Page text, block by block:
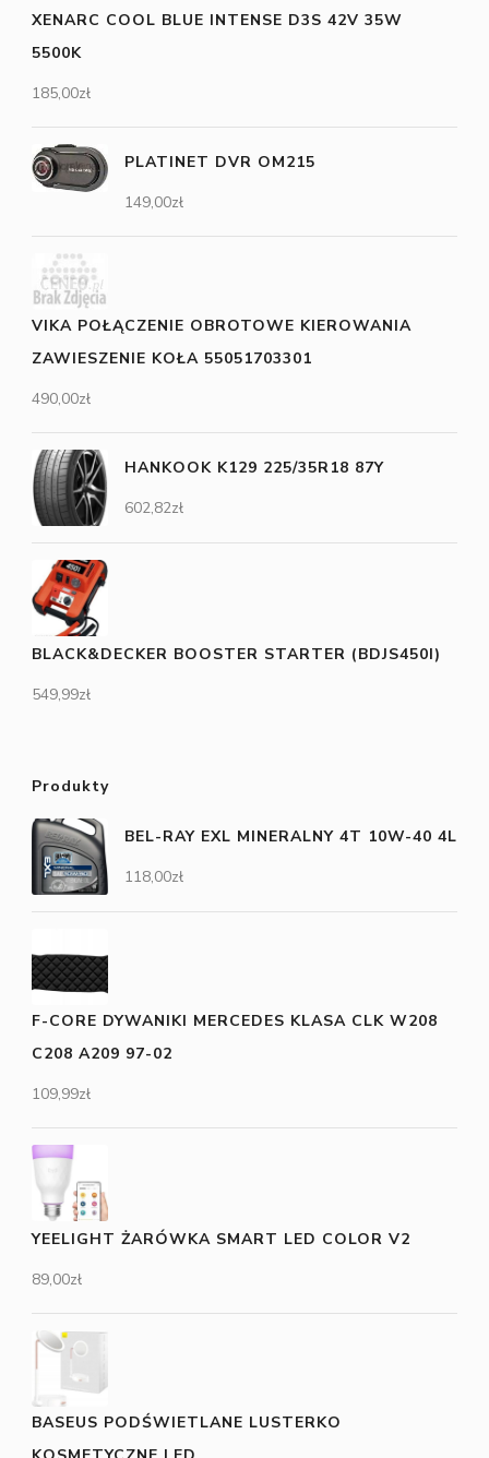
XENARC COOL BLUE INTENSE D3S 42V 35W
5500K
185,00zł
PLATINET DVR OM215
149,00zł
VIKA POŁĄCZENIE OBROTOWE KIEROWANIA
ZAWIESZENIE KOŁA 55051703301
490,00zł
HANKOOK K129 225/35R18 87Y
602,82zł
BLACK&DECKER BOOSTER STARTER (BDJS450I)
549,99zł
Produkty
BEL-RAY EXL MINERALNY 4T 10W-40 4L
118,00zł
F-CORE DYWANIKI MERCEDES KLASA CLK W208
C208 A209 97-02
109,99zł
YEELIGHT ŻARÓWKA SMART LED COLOR V2
89,00zł
BASEUS PODŚWIETLANE LUSTERKO